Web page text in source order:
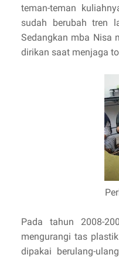
teman-teman
sudah berubah tren
Sedangkan mba Nisa
dirikan saat menjaga
Pada tahun 2008-
mengurangi tas
dipakai berulang-